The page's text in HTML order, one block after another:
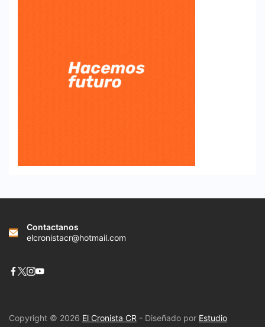
Contactanos
elcronistacr@hotmail.com
Copyright © 2026 El Cronista CR - Diseñado por Estudio